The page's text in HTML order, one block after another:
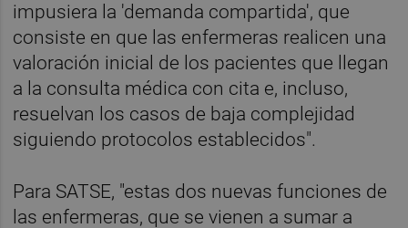
impusiera la 'demanda compartida', que
consiste en que las enfermeras realicen una
valoración inicial de los pacientes que llegan
a la consulta médica con cita e, incluso,
resuelvan los casos de baja complejidad
siguiendo protocolos establecidos".
Para SATSE, "estas dos nuevas funciones de
las enfermeras, que se vienen a sumar a